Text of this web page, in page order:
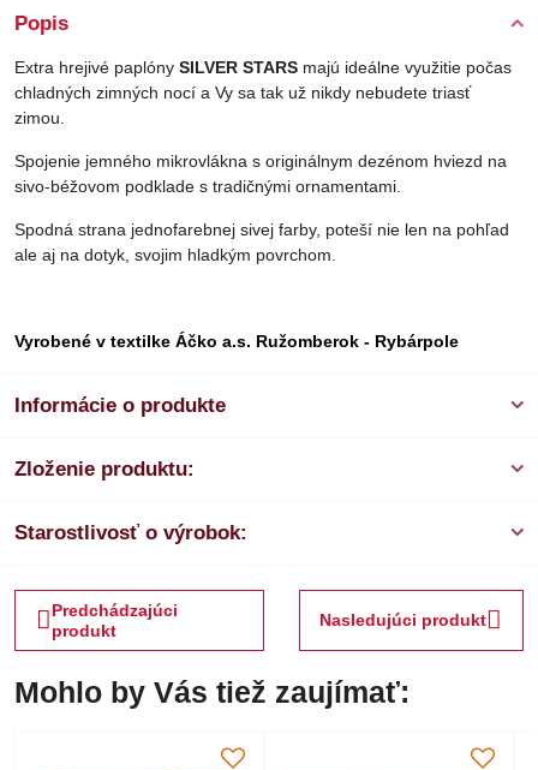
Popis
Extra hrejivé paplóny SILVER STARS majú ideálne využitie počas
chladných zimných nocí a Vy sa tak už nikdy nebudete triasť
zimou.
Spojenie jemného mikrovlákna s originálnym dezénom hviezd na
sivo-béžovom podklade s tradičnými ornamentami.
Spodná strana jednofarebnej sivej farby, poteší nie len na pohľad
ale aj na dotyk, svojim hladkým povrchom.
Vyrobené v textilke Áčko a.s. Ružomberok - Rybárpole
Informácie o produkte
Zloženie produktu:
Starostlivosť o výrobok:
Predchádzajúci
produkt
Nasledujúci produkt
Mohlo by Vás tiež zaujímať: